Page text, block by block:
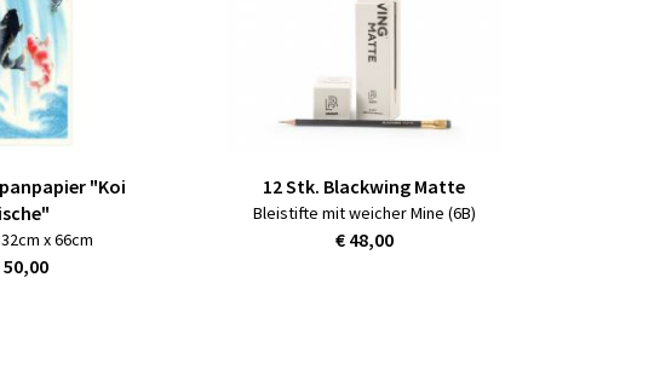
"Koi
x 66cm
50,00
12 Stk. Blackwing Matte
Bleistifte mit weicher Mine (6B)
€ 48,00